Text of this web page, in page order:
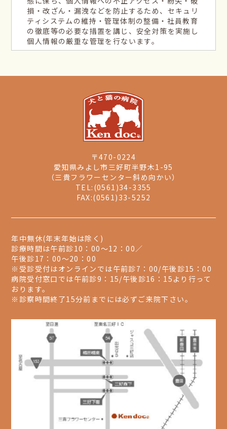
損・改ざん・漏洩などを防止するため、セキュリ
ティシステムの維持・管理体制の整備・社員教育
の徹底等の必要な措置を講じ、安全対策を実施し
個人情報の厳重な管理を行ないます。
して、電子メールや資料のご送付に利用いたしま
個人情報の第三者への開示・提供の禁止
当院は、お客さまよりお預かりした個人情報を適
切に管理し、次のいずれかに該当する場合を除
き、個人情報を第三者に開示いたしません。
お客さまの同意がある場合
お客さまが希望されるサービスを行なうために当
院が業務を委託する業者に対して開示する場合。
法令に基づき開示することが必要である場合
当院は、個人情報の正確性及び安全性確保のため
に、セキュリティに万全の対策を講じています。
ご本人の照会
お客さまがご本人の個人情報の照会・修正・削除
などをご希望される場合には、ご本人であること
を確認の上、対応させていただきます。
当院は、保有する個人情報に関して適用される日
本の法令、その他規範を遵守するとともに、本ポ
リシーの内容を適宜見直し、その改善に努めま
す。
お問い合せ
当院の個人情報の取扱に関するお問い合せは下記
までご連絡ください。
住所：〒470-0224 愛知県みよし市三好町半野木
〒470-0224
愛知県みよし市三好町半野木1-95
（三貴フラワーセンター斜め向かい）
TEL:(0561)34-3355
FAX:(0561)33-5252
年中無休(年末年始は除く)
診療時間は午前診10：00～12：00／
午後診17：00～20：00
※受診受付はオンラインでは午前診7：00/午後診15：00
病院受付窓口では午前診9：15/午後診16：15より行って
おります。
※診察時間終了15分前までには必ずご来院下さい。